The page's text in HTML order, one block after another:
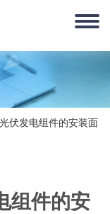
伏发电组件的安装面
组件的安